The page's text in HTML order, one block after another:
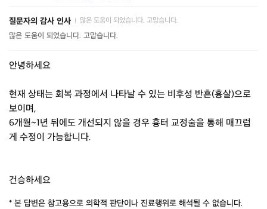
질문자의 감사 인사 많은 도움이 되었습니다. 고맙습니다.
많은 도움이 되었습니다. 고맙습니다.
안녕하세요
현재 상태는 회복 과정에서 나타날 수 있는 비후성 반흔(흉살)으로
보이며,
6개월~1년 뒤에도 개선되지 않을 경우 흉터 교정술을 통해 매끄럽
게 수정이 가능합니다.
건승하세요
* 본 답변은 참고용으로 의학적 판단이나 진료행위로 해석될 수 없습니다.